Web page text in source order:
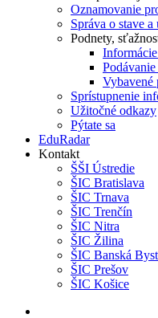
Oznamovanie
Správa o stave
Podnety,
Vybavené
Sprístupnenie
Užitočné odkazy
Pýtate sa
EduRadar
Kontakt
ŠŠI Ústredie
ŠIC Bratislava
ŠIC Trnava
ŠIC Trenčín
ŠIC Nitra
ŠIC Žilina
ŠIC Banská
ŠIC Prešov
ŠIC Košice